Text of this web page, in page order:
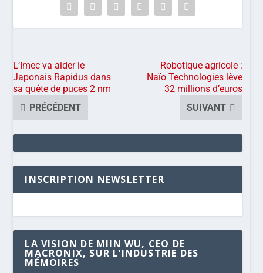
L’Imec va aider le
Japonais Rapidus dans
sa quête de puces 2 nm
PRÉCÉDENT
Robotique agricole :
Naïo Technologies lève
32 millions d’euros
SUIVANT
INSCRIPTION NEWSLETTER
LA VISION DE MIIN WU, CEO DE
MACRONIX, SUR L’INDUSTRIE DES
MÉMOIRES